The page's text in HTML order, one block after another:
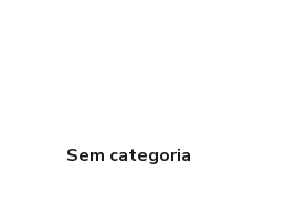
Sem categoria